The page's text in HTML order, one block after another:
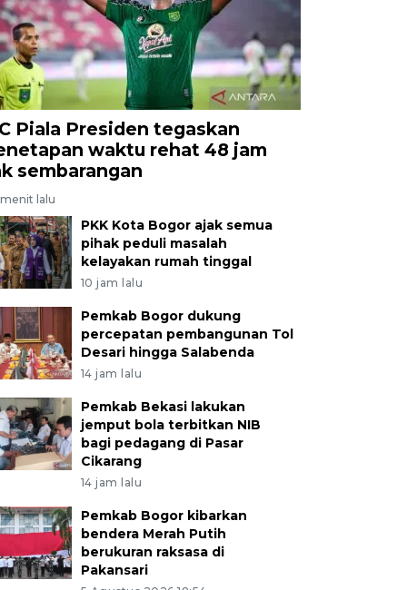
Piala Presiden tegaskan
waktu rehat 48 jam
sembarangan
lalu
PKK Kota Bogor ajak semua
pihak peduli masalah
kelayakan rumah tinggal
10 jam lalu
Pemkab Bogor dukung
percepatan pembangunan Tol
Desari hingga Salabenda
14 jam lalu
Pemkab Bekasi lakukan
jemput bola terbitkan NIB
bagi pedagang di Pasar
Cikarang
14 jam lalu
Pemkab Bogor kibarkan
bendera Merah Putih
berukuran raksasa di
Pakansari